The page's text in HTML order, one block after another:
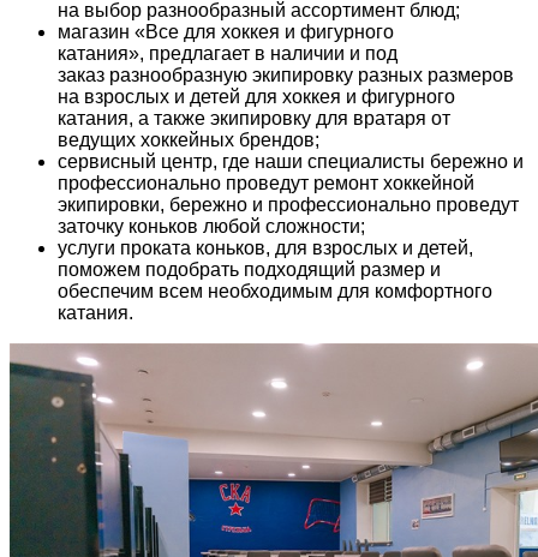
на выбор разнообразный ассортимент блюд;
магазин «Все для хоккея и фигурного
катания», предлагает в наличии и под
заказ разнообразную экипировку разных размеров
на взрослых и детей для хоккея и фигурного
катания, а также экипировку для вратаря от
ведущих хоккейных брендов;
сервисный центр, где наши специалисты бережно и
профессионально проведут ремонт хоккейной
экипировки, бережно и профессионально проведут
заточку коньков любой сложности;
услуги проката коньков, для взрослых и детей,
поможем подобрать подходящий размер и
обеспечим всем необходимым для комфортного
катания.